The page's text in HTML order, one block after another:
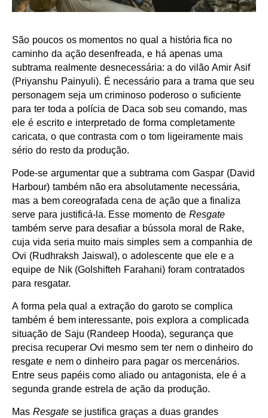
São poucos os momentos no qual a história fica no
caminho da ação desenfreada, e há apenas uma
subtrama realmente desnecessária: a do vilão Amir Asif
(Priyanshu Painyuli). É necessário para a trama que seu
personagem seja um criminoso poderoso o suficiente
para ter toda a polícia de Daca sob seu comando, mas
ele é escrito e interpretado de forma completamente
caricata, o que contrasta com o tom ligeiramente mais
sério do resto da produção.
Pode-se argumentar que a subtrama com Gaspar (David
Harbour) também não era absolutamente necessária,
mas a bem coreografada cena de ação que a finaliza
serve para justificá-la. Esse momento de Resgate
também serve para desafiar a bússola moral de Rake,
cuja vida seria muito mais simples sem a companhia de
Ovi (Rudhraksh Jaiswal), o adolescente que ele e a
equipe de Nik (Golshifteh Farahani) foram contratados
para resgatar.
A forma pela qual a extração do garoto se complica
também é bem interessante, pois explora a complicada
situação de Saju (Randeep Hooda), segurança que
precisa recuperar Ovi mesmo sem ter nem o dinheiro do
resgate e nem o dinheiro para pagar os mercenários.
Entre seus papéis como aliado ou antagonista, ele é a
segunda grande estrela de ação da produção.
Mas Resgatese justifica graças a duas grandes